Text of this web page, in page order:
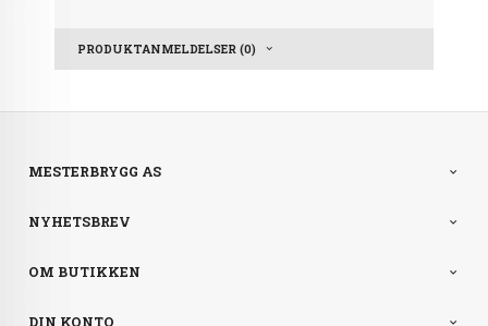
PRODUKTANMELDELSER (0)
MESTERBRYGG AS
NYHETSBREV
OM BUTIKKEN
DIN KONTO